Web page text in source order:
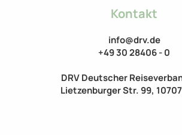
Kontakt
info@drv.de​​
+49 30 28406 - 0
DRV Deutscher
Lietzenburger Str. 99,